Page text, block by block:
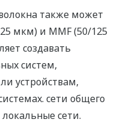
также может
мкм) и MMF (50/125
создавать
систем,
устройствам,
сети общего
сети.